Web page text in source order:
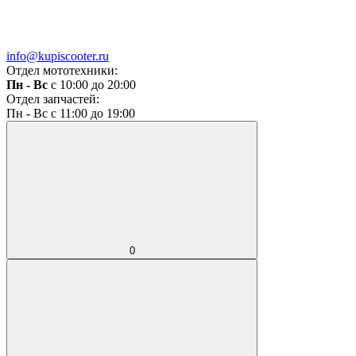
info@kupiscooter.ru
Отдел мототехники:
Пн - Вс с 10:00 до 20:00
Отдел запчастей:
Пн - Вс с 11:00 до 19:00
0